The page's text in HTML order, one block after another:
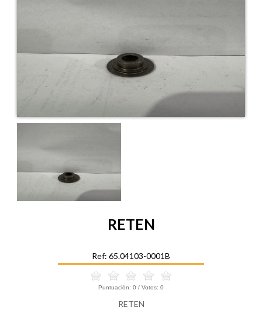
RETEN
Ref: 65.04103-0001B
Puntuación: 0 / Votos: 0
RETEN